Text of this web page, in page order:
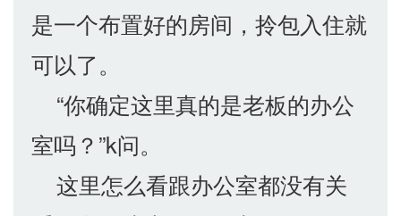
是一个布置好的房间，拎包入住就
可以了。
“你确定这里真的是老板的办公
室吗？”k问。
这里怎么看跟办公室都没有关